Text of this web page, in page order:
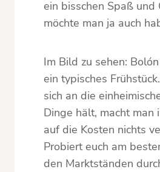
ein bisschen Spaß und
möchte man ja auch
Im Bild zu sehen:
ein typisches
sich an die
Dinge hält, macht man
auf die Kosten nichts
Probiert euch am
den Marktständen